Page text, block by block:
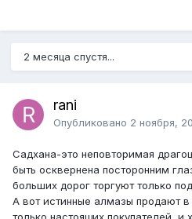
2 месяца спустя...
rani
Опубликовано 2 ноября,
Садхана-это неповторимая
быть осквернена посторонним
больших дорог торгуют только
А вот истинные алмазы продают
только настоящих покупателей, и